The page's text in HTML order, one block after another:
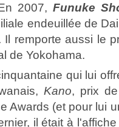
2007, Funuke
endeuillée de
Il remporte aussi le
de Yokohama.
qui lui
Kano, prix
Awards (et pour lui
il était à